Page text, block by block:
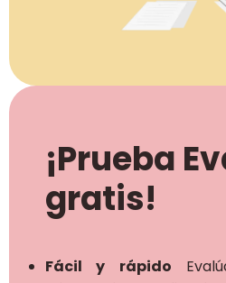
¡Prueba
gratis!
Fácil y rápido